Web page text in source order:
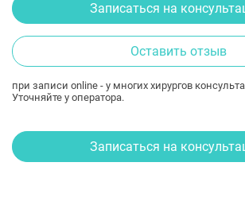
Записаться на
Оставить отзыв
при записи online - у многих хирургов
Уточняйте у оператора.
Записаться на